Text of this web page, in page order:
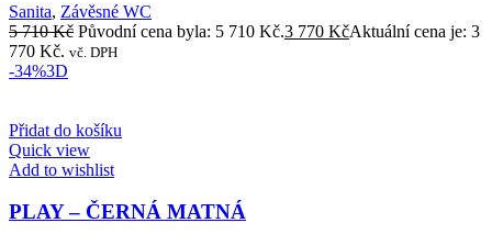
Sanita, Závěsné WC
5 710Kč Původní cena byla: 5 710 Kč.3 770 KčAktuální cena je: 3
770 Kč. vč. DPH
-34%3D
Přidat do košíku
Quick view
Add to wishlist
PLAY – ČERNÁ MATNÁ